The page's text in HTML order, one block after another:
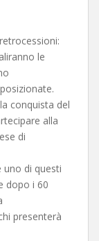
le
conquista del
alla
di
uno di questi
dopo i 60
presenterà